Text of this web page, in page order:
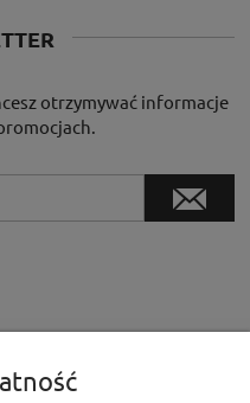
otrzymywać informacje